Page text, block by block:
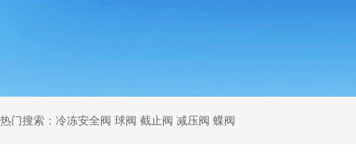
热门搜索：冷冻安全阀 球阀 截止阀 减压阀 蝶阀